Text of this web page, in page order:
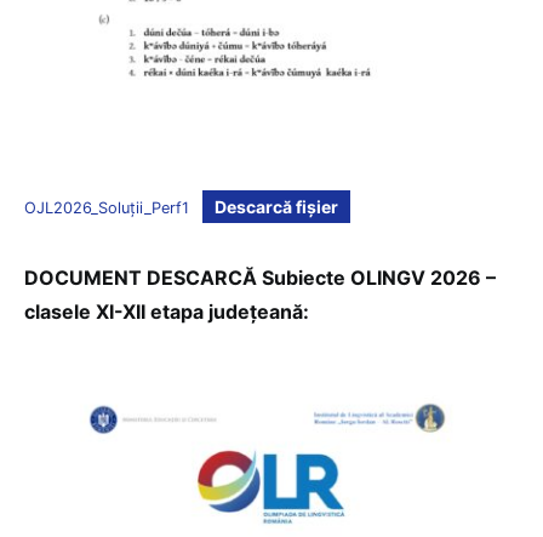
OJL2026_Soluții_Perf1 Descarcă fișier
DOCUMENT DESCARCĂ Subiecte OLINGV 2026 –
clasele XI-XII etapa județeană: